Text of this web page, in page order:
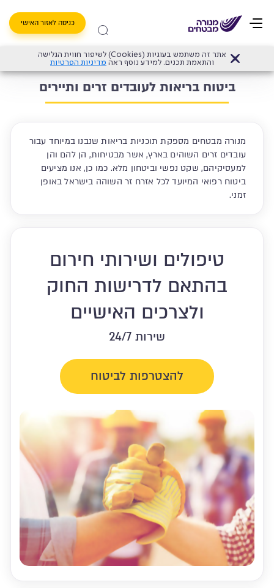
כניסה לאזור האישי
אתר זה משתמש בעוגיות (Cookies) לשיפור חווית הגלישה
והתאמת תכנים. למידע נוסף ראה מדיניות הפרטיות
> ביטוח בריאות פרטי > ביטוח בריאות לעובדים זרים ותיירים
ביטוח בריאות לעובדים זרים ותיירים
מנורה מבטחים מספקת תוכניות בריאות שנבנו במיוחד עבור
עובדים זרים השוהים בארץ, אשר מבטיחות, הן להם והן
למעסיקיהם, שקט נפשי וביטחון מלא. כמו כן, אנו מציעים
ביטוח רפואי המיועד לכל אזרח זר השוהה בישראל באופן
זמני.
טיפולים ושירותי חירום
בהתאם לדרישות החוק
ולצרכים האישיים
שירות 24/7
להצטרפות לביטוח